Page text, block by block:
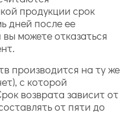
продукции срок
дней после ее
можете отказаться
производится на ту же
с которой
возврата зависит от
от пяти до